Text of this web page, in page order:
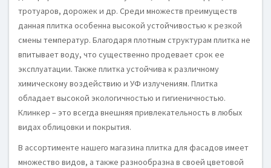
тротуаров, дорожек и др. Среди множеств преимуществ
данная плитка особенна высокой устойчивостью к резкой
смены температур. Благодаря плотным структурам плитка не
впитывает воду, что существенно продевает срок ее
эксплуатации. Также плитка устойчива к различному
химическому воздействию и УФ излучениям. Плитка
обладает высокой экологичностью и гигиеничностью.
Клинкер – это всегда внешняя привлекательность в любых
видах облицовки и покрытия.
В ассортименте нашего магазина плитка для фасадов имеет
множество видов, а также разнообразна в своей цветовой